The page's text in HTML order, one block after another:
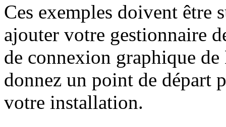
Ces exemples doivent être
ajouter votre gestionnaire
de connexion graphique
donnez un point de départ
votre installation.